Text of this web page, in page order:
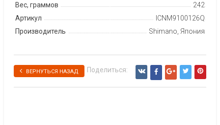
Вес, граммов
242
Артикул
ICNM9100126Q
Производитель
Shimano, Япония
ВЕРНУТЬСЯ НАЗАД Поделиться: